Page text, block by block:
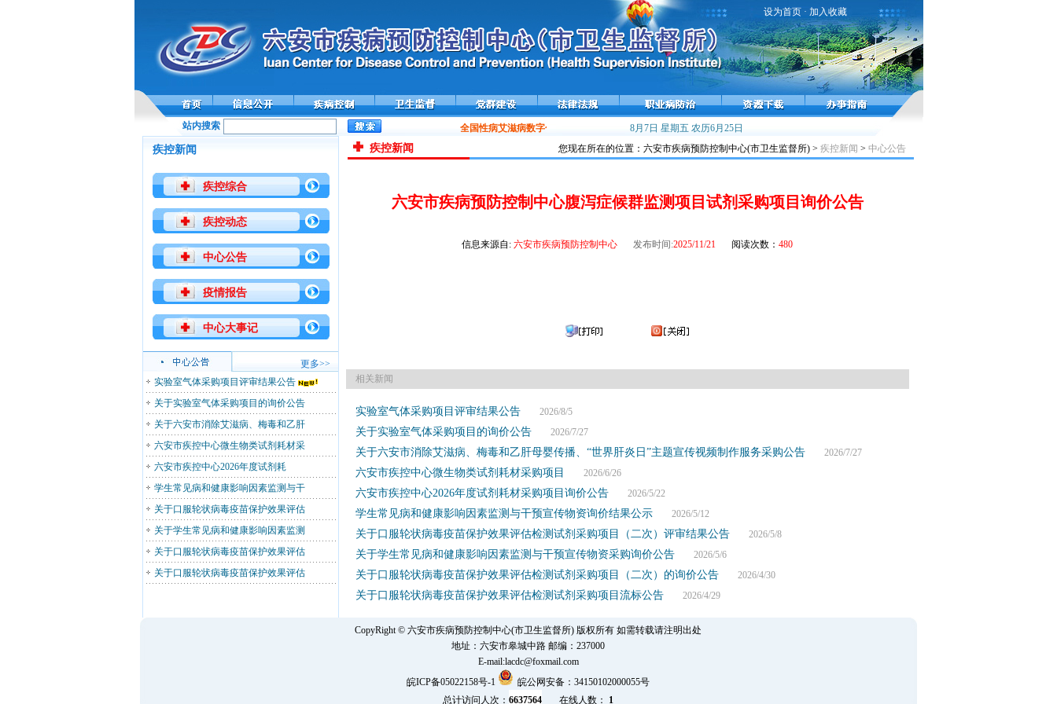
设为首页· 加入收藏
站内搜索 全国性病艾滋病数字化防控平台——携手在线上线运行 流感流行高峰，接种疫苗预防流感！
8月7日 星期五农历6月25日
疾控新闻
疾控综合
疾控动态
中心公告
疫情报告
中心大事记
更多>>
实验室气体采购项目评审结果公告
关于实验室气体采购项目的询价公告
关于六安市消除艾滋病、梅毒和乙肝
六安市疾控中心微生物类试剂耗材采
六安市疾控中心2026年度试剂耗
学生常见病和健康影响因素监测与干
关于口服轮状病毒疫苗保护效果评估
关于学生常见病和健康影响因素监测
关于口服轮状病毒疫苗保护效果评估
关于口服轮状病毒疫苗保护效果评估
疾控新闻 您现在所在的位置：六安市疾病预防控制中心(市卫生监督所) > 疾控新闻 > 中心公告
六安市疾病预防控制中心腹泻症候群监测项目试剂采购项目询价公告
信息来源自: 六安市疾病预防控制中心 发布时间:2025/11/21 阅读次数： 480
相关新闻
实验室气体采购项目评审结果公告2026/8/5
关于实验室气体采购项目的询价公告2026/7/27
关于六安市消除艾滋病、梅毒和乙肝母婴传播、“世界肝炎日”主题宣传视频制作服务采购公告2026/7/27
六安市疾控中心微生物类试剂耗材采购项目 2026/6/26
六安市疾控中心2026年度试剂耗材采购项目询价公告2026/5/22
学生常见病和健康影响因素监测与干预宣传物资询价结果公示2026/5/12
关于口服轮状病毒疫苗保护效果评估检测试剂采购项目（二次）评审结果公告2026/5/8
关于学生常见病和健康影响因素监测与干预宣传物资采购询价公告2026/5/6
关于口服轮状病毒疫苗保护效果评估检测试剂采购项目（二次）的询价公告2026/4/30
关于口服轮状病毒疫苗保护效果评估检测试剂采购项目流标公告2026/4/29
CopyRight © 六安市疾病预防控制中心(市卫生监督所) 版权所有 如需转载请注明出处
地址：六安市皋城中路 邮编：237000
E-mail:lacdc@foxmail.com
皖ICP备05022158号-1
皖公网安备：34150102000055号
总计访问人次： 6637564 在线人数： 1